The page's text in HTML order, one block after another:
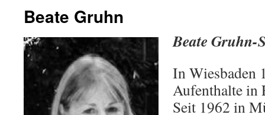
Beate Gruhn
Beate Gruhn-
In Wiesbaden
Aufenthalte in
Seit 1962 in